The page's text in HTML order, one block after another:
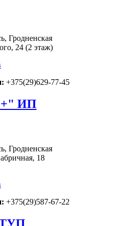
Гродненская
24 (2 этаж)
+375(29)629-77-45
ИП
Гродненская
18
+375(29)587-67-22